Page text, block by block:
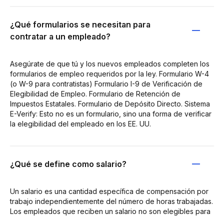
¿Qué formularios se necesitan para
contratar a un empleado?
Asegúrate de que tú y los nuevos empleados completen los
formularios de empleo requeridos por la ley. Formulario W-4
(o W-9 para contratistas) Formulario I-9 de Verificación de
Elegibilidad de Empleo. Formulario de Retención de
Impuestos Estatales. Formulario de Depósito Directo. Sistema
E-Verify: Esto no es un formulario, sino una forma de verificar
la elegibilidad del empleado en los EE. UU.
¿Qué se define como salario?
Un salario es una cantidad específica de compensación por
trabajo independientemente del número de horas trabajadas.
Los empleados que reciben un salario no son elegibles para